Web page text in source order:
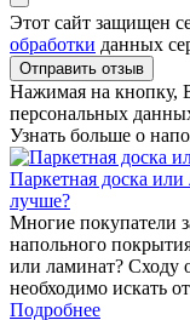
Этот сайт защищен
обработки данных
Отправить отзыв
Нажимая на кнопку,
персональных
Узнать больше о
Паркетная доска
лучше?
Многие покупатели
напольного
или ламинат? Сходу
необходимо искать
Подробнее